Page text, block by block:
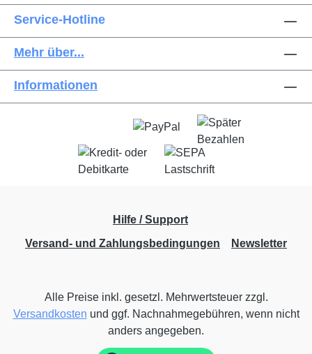
Service-Hotline
Mehr über...
Informationen
Hilfe / Support
Versand- und Zahlungsbedingungen
Newsletter
Alle Preise inkl. gesetzl. Mehrwertsteuer zzgl.
Versandkosten und ggf. Nachnahmegebühren, wenn nicht
anders angegeben.